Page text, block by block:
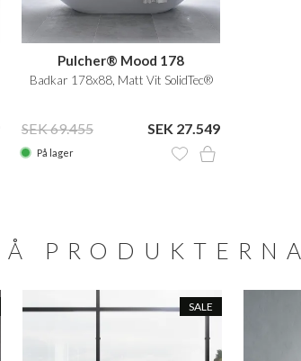
Pulcher® Mood 178
Badkar 178x88, Matt Vit SolidTec®
SEK 69.455 SEK 27.549
På lager
PRODUKTERNA
SALE